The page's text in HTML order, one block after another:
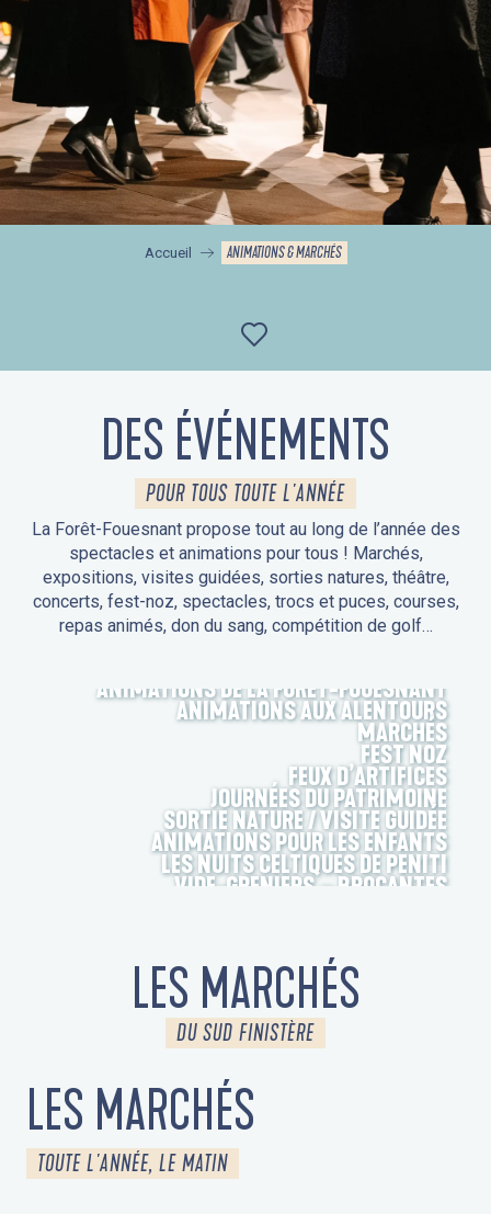
Accueil ANIMATIONS & MARCHÉS
Ajouter aux
DES ÉVÉNEMENTS
POUR TOUS TOUTE L'ANNÉE
La Forêt-Fouesnant propose tout au long de l’année des
spectacles et animations pour tous ! Marchés,
expositions, visites guidées, sorties natures, théâtre,
concerts, fest-noz, spectacles, trocs et puces, courses,
repas animés, don du sang, compétition de golf…
ANIMATIONS DE LA FORÊT-FOUESNANT
ANIMATIONS AUX ALENTOURS
MARCHÉS
FEST NOZ
FEUX D’ARTIFICES
JOURNÉES DU PATRIMOINE
SORTIE NATURE / VISITE GUIDÉE
ANIMATIONS POUR LES ENFANTS
LES NUITS CELTIQUES DE PENITI
VIDE-GRENIERS – BROCANTES
LES MARCHÉS
DU SUD FINISTÈRE
LES MARCHÉS
TOUTE L'ANNÉE, LE MATIN